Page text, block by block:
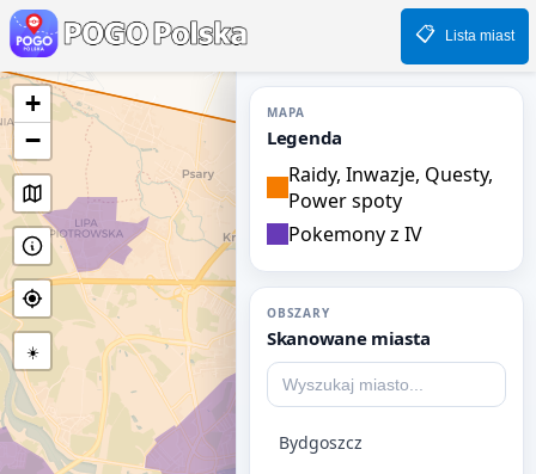
📋 Lista miast
MAPA
Legenda
Raidy, Inwazje, Questy,
Power spoty
Pokemony z IV
OBSZARY
Skanowane miasta
Bydgoszcz
+
−
☀️